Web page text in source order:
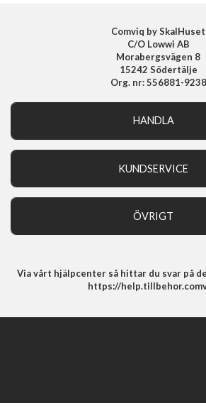
Comviq by SkalHuset
C/O Lowwi AB
Morabergsvägen 8
15242 Södertälje
Org. nr: 556881-9238
HANDLA
KUNDSERVICE
ÖVRIGT
Integritetspolicy
Via vårt hjälpcenter så hittar du svar på
https://